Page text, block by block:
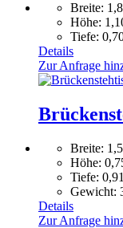
Breite:
Höhe:
Tiefe:
Details
Zur Anfrage
Breite:
Höhe:
Tiefe:
Gewicht:
Details
Zur Anfrage